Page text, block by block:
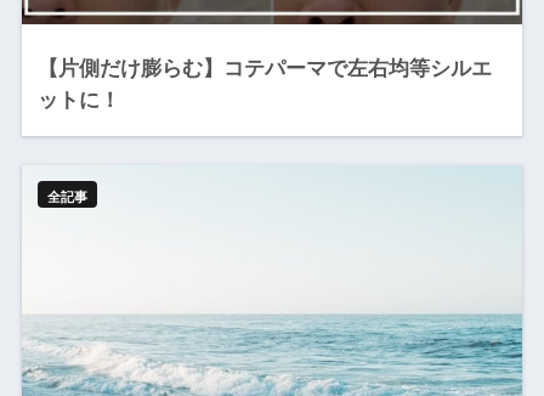
【片側だけ膨らむ】コテパーマで左右均等シルエ
ットに！
全記事